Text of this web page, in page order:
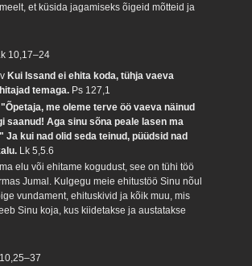
et küsida jagamiseks õigeid mõtteid ja
10,17–24
Kui Issand ei ehita koda, tühja vaeva
temaga. Ps 127,1
me oleme terve öö vaeva näinud
saanud! Aga sinu sõna peale lasen ma
Ja kui nad olid seda teinud, püüdsid nad
Lk 5,5.6
elu või ehitame kogudust, see on tühi töö
Jumal. Kulgegu meie ehitustöö Sinu nõul
vundament, ehituskivid ja kõik muu, mis
Sinu koja, kus kiidetakse ja austatakse